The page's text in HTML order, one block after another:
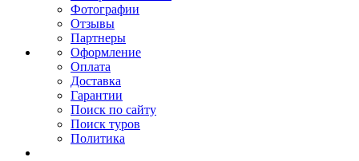
Фотографии
Отзывы
Партнеры
Оформление
Оплата
Доставка
Гарантии
Поиск по сайту
Поиск туров
Политика